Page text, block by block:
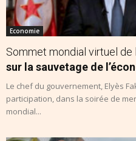
Economie
Sommet mondial virtuel de
sur la sauvetage de
Le chef du gouvernement, Elyès
participation, dans la soirée de
mondial...